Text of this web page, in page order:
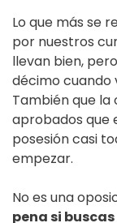
Lo que más se
por nuestros
llevan bien,
décimo cuando
También que
aprobados que
posesión casi
empezar.
No es una
pena si